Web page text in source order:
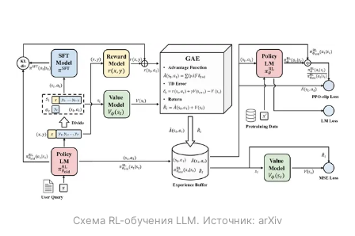
Схема RL-обучения LLM. Источник: arXiv